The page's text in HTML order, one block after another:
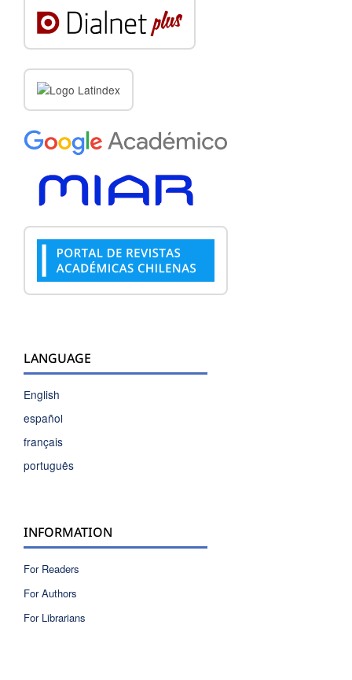
LANGUAGE
English
español
français
português
INFORMATION
For Readers
For Authors
For Librarians